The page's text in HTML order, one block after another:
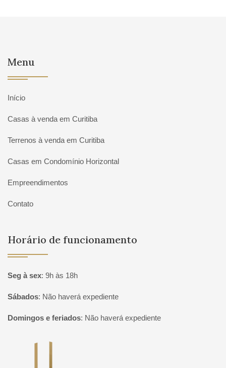
Menu
Início
Casas à venda em Curitiba
Terrenos à venda em Curitiba
Casas em Condomínio Horizontal
Empreendimentos
Contato
Horário de funcionamento
Seg à sex: 9h às 18h
Sábados: Não haverá expediente
Domingos e feriados: Não haverá expediente